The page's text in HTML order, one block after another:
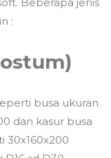
:
busa ukuran
dan kasur busa
30x160x200